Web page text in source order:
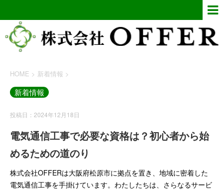
HOME > 新着情報 >
新着情報
投稿日：2024年12月18日
電気通信工事で必要な資格は？初心者から始
めるための道のり
株式会社OFFERは大阪府松原市に拠点を置き、地域に密着した
電気通信工事を手掛けています。わたしたちは、さらなるサービ